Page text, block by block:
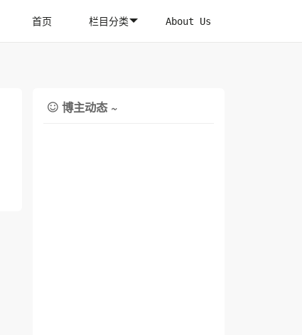
首页 栏目分类 About Us
 博主动态 ~